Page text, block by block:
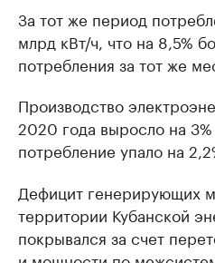
За тот же период
млрд кВт/ч, что на 8,5%
потребления за тот же
Производство
2020 года выросло на
потребление упало на
Дефицит генерирующих
территории Кубанской
покрывался за счет